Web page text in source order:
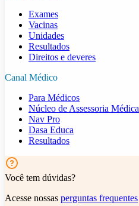
Exames
Vacinas
Unidades
Resultados
Direitos e deveres
Canal Médico
Para Médicos
Núcleo de Assessoria Médica
Nav Pro
Dasa Educa
Resultados
Você tem dúvidas?
Acesse nossas perguntas frequentes